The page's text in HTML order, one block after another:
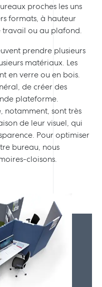
proches les uns
formats, à hauteur
travail ou au plafond.
prendre plusieurs
matériaux. Les
en verre ou en bois.
de créer des
plateforme.
notamment, sont très
de leur visuel, qui
Pour optimiser
bureau, nous
cloisons.